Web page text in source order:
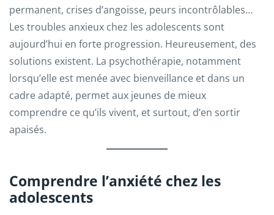
permanent, crises d’angoisse, peurs incontrôlables…
Les troubles anxieux chez les adolescents sont
aujourd’hui en forte progression. Heureusement, des
solutions existent. La psychothérapie, notamment
lorsqu’elle est menée avec bienveillance et dans un
cadre adapté, permet aux jeunes de mieux
comprendre ce qu’ils vivent, et surtout, d’en sortir
apaisés.
Comprendre l’anxiété chez les
adolescents